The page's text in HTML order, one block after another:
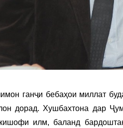
ганҷи бебаҳои миллат
дорад. Хушбахтона дар
илм, баланд